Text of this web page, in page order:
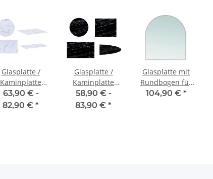
Glasplatte /
Kaminplatte
ESG-Glas –
Marmorweiß
63,90 € -
82,90 € *
Glasplatte /
Kaminplatte
ESG-Glas –
Marmorschwarz
58,90 € -
83,90 € *
Glasplatte mit
Rundbogen für
Kaminofen und
104,90 € *